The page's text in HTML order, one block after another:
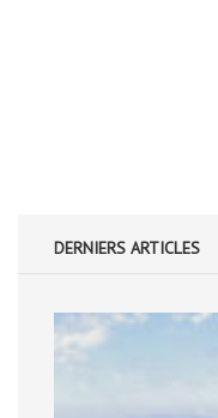
DERNIERS ARTICLES